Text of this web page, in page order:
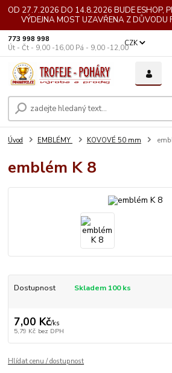
OD 27.7.2026 DO 14.8.2026 BUDE ESHOP,
VÝDEJNA MOST UZAVŘENA Z DŮVODU
CZK
773 998 998
Út - Čt - 9,00 -16,00 Pá - 9,00 -12,00
Úvod EMBLÉMY KOVOVÉ 50 mm
emblém K 8
Dostupnost Skladem 100 ks
7,00 Kč/ks
5,79 Kč bez DPH
Hlídat cenu / dostupnost